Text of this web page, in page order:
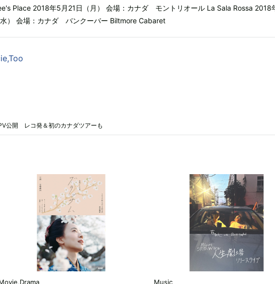
Place 2018年5月21日（月） 会場：カナダ モントリオール La Sala Rossa 2018
） 会場：カナダ バンクーバー Biltmore Cabaret
公開 レコ発＆初のカナダツアーも
Music